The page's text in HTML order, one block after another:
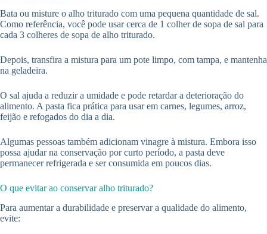
Bata ou misture o alho triturado com uma pequena quantidade de sal.
Como referência, você pode usar cerca de 1 colher de sopa de sal para
cada 3 colheres de sopa de alho triturado.
Depois, transfira a mistura para um pote limpo, com tampa, e mantenha
na geladeira.
O sal ajuda a reduzir a umidade e pode retardar a deterioração do
alimento. A pasta fica prática para usar em carnes, legumes, arroz,
feijão e refogados do dia a dia.
Algumas pessoas também adicionam vinagre à mistura. Embora isso
possa ajudar na conservação por curto período, a pasta deve
permanecer refrigerada e ser consumida em poucos dias.
O que evitar ao conservar alho triturado?
Para aumentar a durabilidade e preservar a qualidade do alimento,
evite: